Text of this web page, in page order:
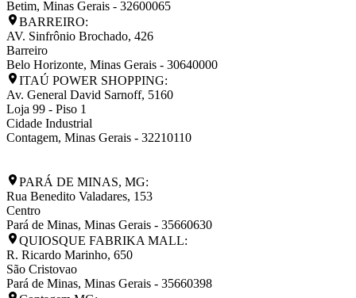
Betim, Minas Gerais - 32600065
BARREIRO:
AV. Sinfrônio Brochado, 426
Barreiro
Belo Horizonte, Minas Gerais - 30640000
ITAÚ POWER SHOPPING:
Av. General David Sarnoff, 5160
Loja 99 - Piso 1
Cidade Industrial
Contagem, Minas Gerais - 32210110
PARÁ DE MINAS, MG:
Rua Benedito Valadares, 153
Centro
Pará de Minas, Minas Gerais - 35660630
QUIOSQUE FABRIKA MALL:
R. Ricardo Marinho, 650
São Cristovao
Pará de Minas, Minas Gerais - 35660398